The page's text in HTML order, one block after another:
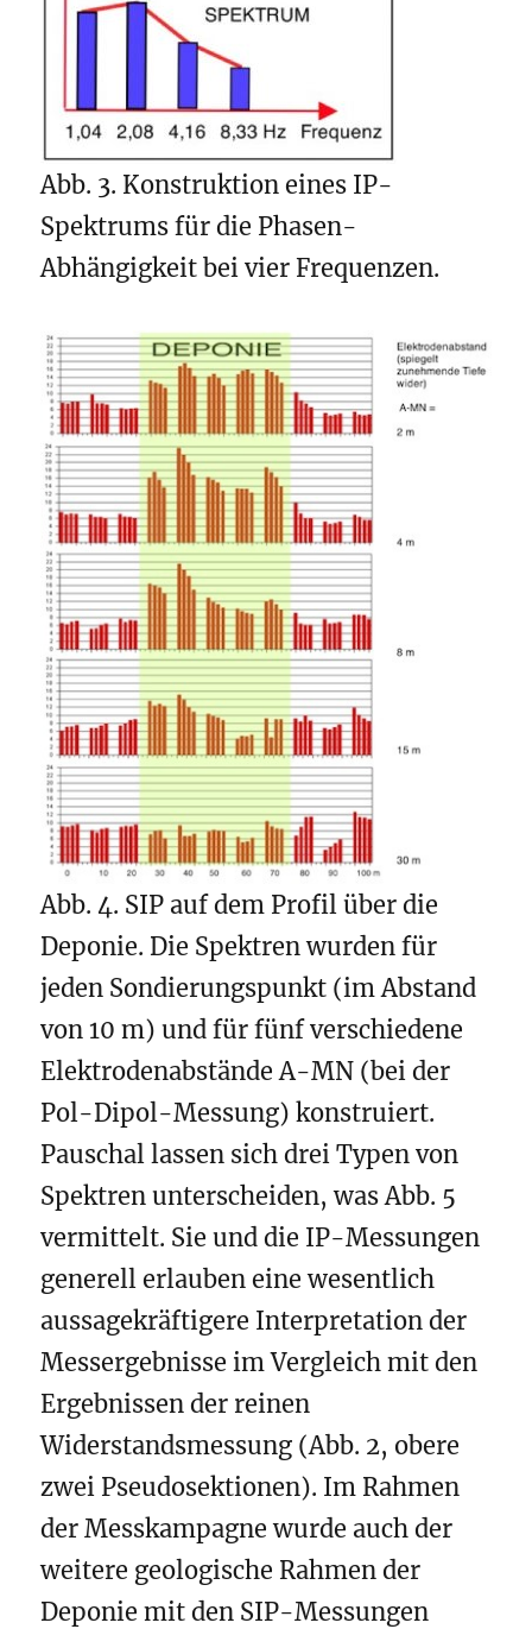
Abb. 3. Konstruktion eines IP-
Spektrums für die Phasen-
Abhängigkeit bei vier Frequenzen.
Abb. 4. SIP auf dem Profil über die
Deponie. Die Spektren wurden für
jeden Sondierungspunkt (im Abstand
von 10 m) und für fünf verschiedene
Elektrodenabstände A-MN (bei der
Pol-Dipol-Messung) konstruiert.
Pauschal lassen sich drei Typen von
Spektren unterscheiden, was Abb. 5
vermittelt. Sie und die IP-Messungen
generell erlauben eine wesentlich
aussagekräftigere Interpretation der
Messergebnisse im Vergleich mit den
Ergebnissen der reinen
Widerstandsmessung (Abb. 2, obere
zwei Pseudosektionen). Im Rahmen
der Messkampagne wurde auch der
weitere geologische Rahmen der
Deponie mit den SIP-Messungen